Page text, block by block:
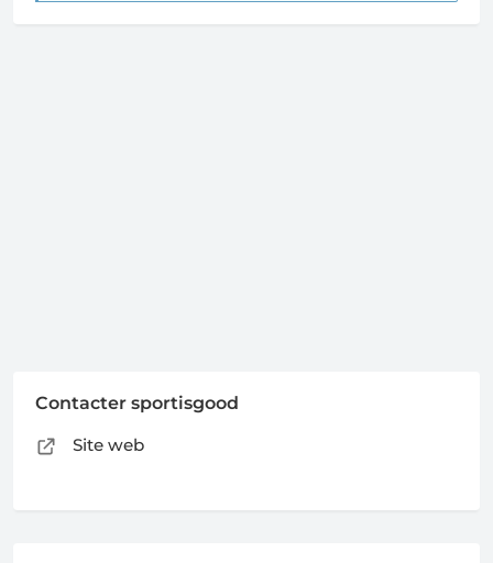
Contacter sportisgood
Site web